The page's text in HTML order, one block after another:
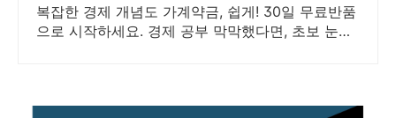
복잡한 경제 개념도 가계약금, 쉽게! 30일 무료반품
으로 시작하세요. 경제 공부 막막했다면, 초보 눈높